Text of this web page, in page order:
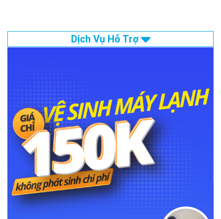
Dịch Vụ Hỗ Trợ